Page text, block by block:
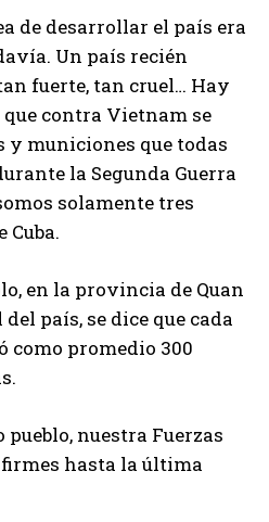
de desarrollar el país era
Un país recién
fuerte, tan cruel… Hay
contra Vietnam se
y municiones que todas
la Segunda Guerra
solamente tres
Cuba.
en la provincia de Quan
país, se dice que cada
como promedio 300
pueblo, nuestra Fuerzas
hasta la última